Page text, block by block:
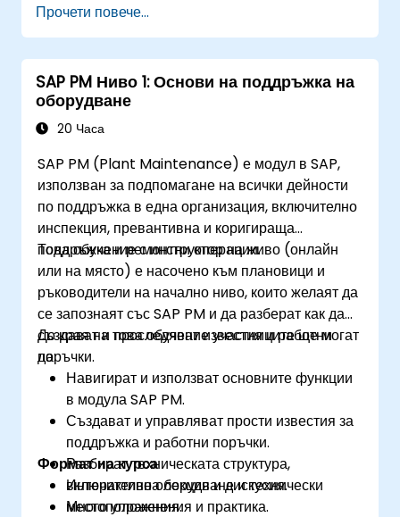
изпълнение на отговорностите по
поддръжка.
Използват отчетите на SAP PM, за да
удовлетворят нуждите на клиентите.
Разпознават важността на внедряването на
SAP PM за работния процес в завода и
Прочети повече...
SAP PM Ниво 1: Основи на поддръжка на
оборудване
20 Часа
SAP PM (Plant Maintenance) е модул в SAP,
използван за подпомагане на всички дейности
по поддръжка в една организация, включително
инспекция, превантивна и коригираща
поддръжка и ремонтни операции.
Това обучение с инструктор на живо (онлайн
или на място) е насочено към плановици и
ръководители на начално ниво, които желаят да
се запознаят със SAP PM и да разберат как да
създават и проследяват известия и работни
поръчки.
До края на това обучение участниците ще могат
да:
Навигират и използват основните функции
в модула SAP PM.
Създават и управляват прости известия за
поддръжка и работни поръчки.
Разбират техническата структура,
включително оборудване и технически
местоположения.
Формат на курса
Интерактивна лекция и дискусия.
Много упражнения и практика.